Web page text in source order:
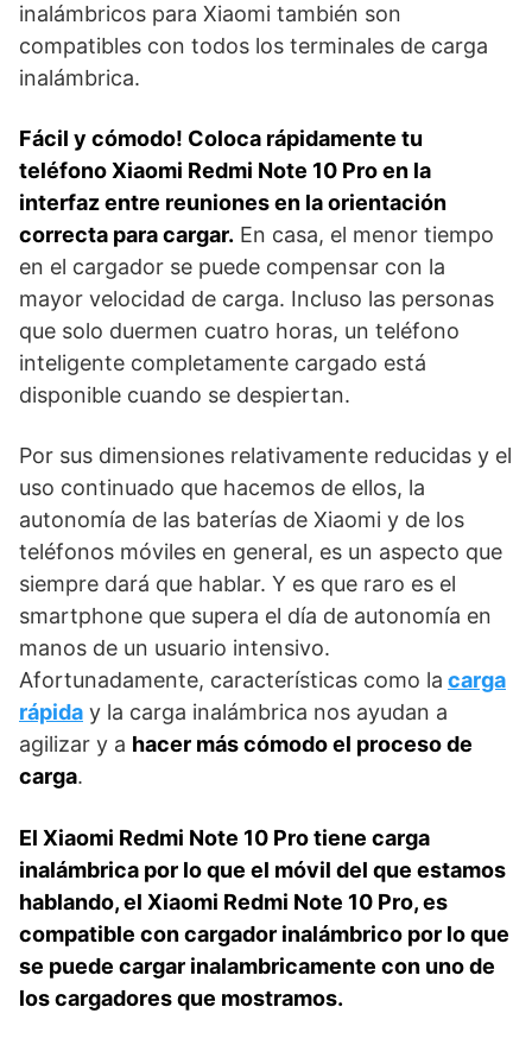
inalámbricos para Xiaomi también son
compatibles con todos los terminales de carga
inalámbrica.
Fácil y cómodo! Coloca rápidamente tu
teléfono Xiaomi Redmi Note 10 Pro en la
interfaz entre reuniones en la orientación
correcta para cargar. En casa, el menor tiempo
en el cargador se puede compensar con la
mayor velocidad de carga. Incluso las personas
que solo duermen cuatro horas, un teléfono
inteligente completamente cargado está
disponible cuando se despiertan.
Por sus dimensiones relativamente reducidas y el
uso continuado que hacemos de ellos, la
autonomía de las baterías de Xiaomi y de los
teléfonos móviles en general, es un aspecto que
siempre dará que hablar. Y es que raro es el
smartphone que supera el día de autonomía en
manos de un usuario intensivo.
Afortunadamente, características como la carga
rápida y la carga inalámbrica nos ayudan a
agilizar y a hacer más cómodo el proceso de
carga.
El Xiaomi Redmi Note 10 Pro tiene carga
inalámbrica por lo que el móvil del que estamos
hablando, el Xiaomi Redmi Note 10 Pro, es
compatible con cargador inalámbrico por lo que
se puede cargar inalambricamente con uno de
los cargadores que mostramos.